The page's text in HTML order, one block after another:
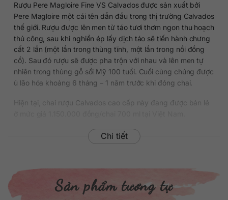
Rượu Pere Magloire Fine VS Calvados được sản xuất bởi
Pere Magloire một cái tên dẫn đầu trong thị trường Calvados
thế giới. Rượu được lên men từ táo tươi thơm ngon thu hoạch
thủ công, sau khi nghiền ép lấy dịch táo sẽ tiến hành chưng
cất 2 lần (một lần trong thùng tĩnh, một lần trong nồi đồng
cổ). Sau đó rượu sẽ được pha trộn với nhau và lên men tự
nhiên trong thùng gỗ sồi Mỹ 100 tuổi. Cuối cùng chúng được
ủ lão hóa khoảng 6 tháng – 1 năm trước khi đóng chai.
Hiện tại, chai rượu Calvados cao cấp này đang được bán lẻ
Thông tin chi tiết về rượu
Phân loại: Calvados
Chi tiết
Sản phẩm tương tự